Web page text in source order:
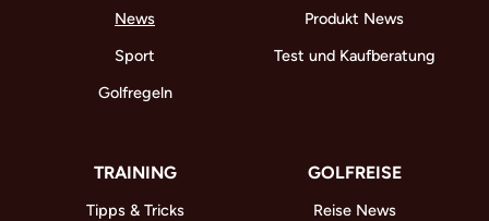
News
Sport
Golfregeln
Produkt News
Test und Kaufberatung
TRAINING
Tipps & Tricks
GOLFREISE
Reise News